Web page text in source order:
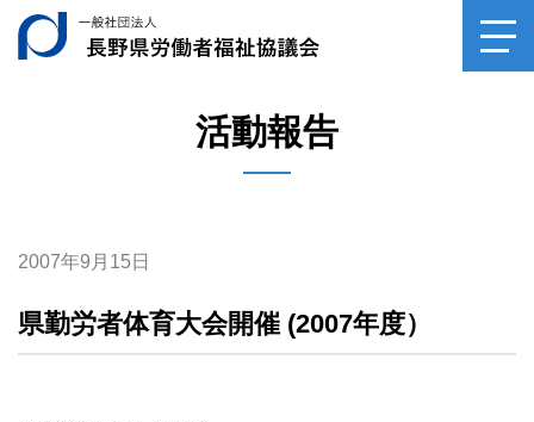
一般社団法人長野
活動報告
2007年9月15日
県勤労者体育大会開催 (2007年度）